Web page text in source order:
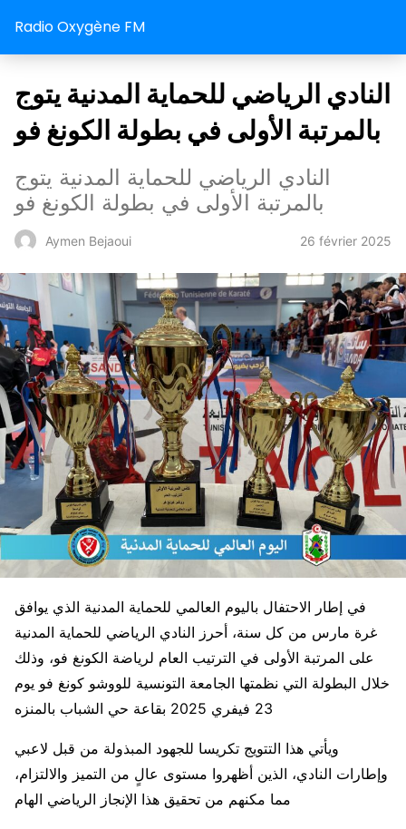
Radio Oxygène FM
النادي الرياضي للحماية المدنية يتوج
بالمرتبة الأولى في بطولة الكونغ فو
النادي الرياضي للحماية المدنية يتوج
بالمرتبة الأولى في بطولة الكونغ فو
Aymen Bejaoui 26 février 2025
في إطار الاحتفال باليوم العالمي للحماية المدنية الذي يوافق
غرة مارس من كل سنة، أحرز النادي الرياضي للحماية المدنية
على المرتبة الأولى في الترتيب العام لرياضة الكونغ فو، وذلك
خلال البطولة التي نظمتها الجامعة التونسية للووشو كونغ فو يوم
23 فيفري 2025 بقاعة حي الشباب بالمنزه
ويأتي هذا التتويج تكريسا للجهود المبذولة من قبل لاعبي
وإطارات النادي، الذين أظهروا مستوى عالٍ من التميز والالتزام،
مما مكنهم من تحقيق هذا الإنجاز الرياضي الهام